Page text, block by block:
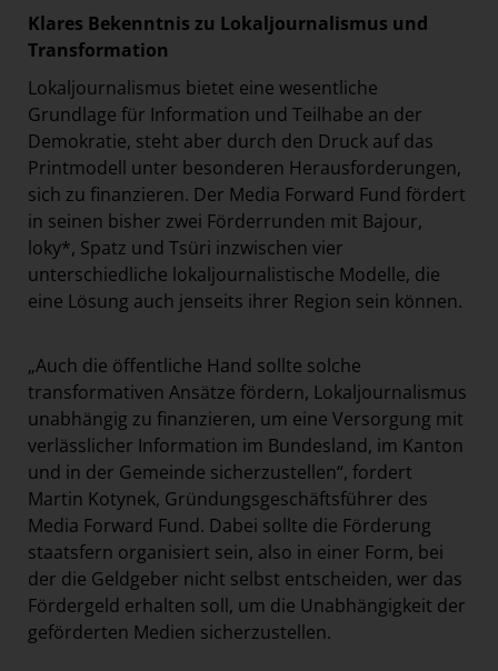
Klares Bekenntnis zu Lokaljournalismus und
Transformation
Lokaljournalismus bietet eine wesentliche
Grundlage für Information und Teilhabe an der
Demokratie, steht aber durch den Druck auf das
Printmodell unter besonderen Herausforderungen,
sich zu finanzieren. Der Media Forward Fund fördert
in seinen bisher zwei Förderrunden mit Bajour,
loky*, Spatz und Tsüri inzwischen vier
unterschiedliche lokaljournalistische Modelle, die
eine Lösung auch jenseits ihrer Region sein können.
„Auch die öffentliche Hand sollte solche
transformativen Ansätze fördern, Lokaljournalismus
unabhängig zu finanzieren, um eine Versorgung mit
verlässlicher Information im Bundesland, im Kanton
und in der Gemeinde sicherzustellen“, fordert
Martin Kotynek, Gründungsgeschäftsführer des
Media Forward Fund. Dabei sollte die Förderung
staatsfern organisiert sein, also in einer Form, bei
der die Geldgeber nicht selbst entscheiden, wer das
Fördergeld erhalten soll, um die Unabhängigkeit der
geförderten Medien sicherzustellen.